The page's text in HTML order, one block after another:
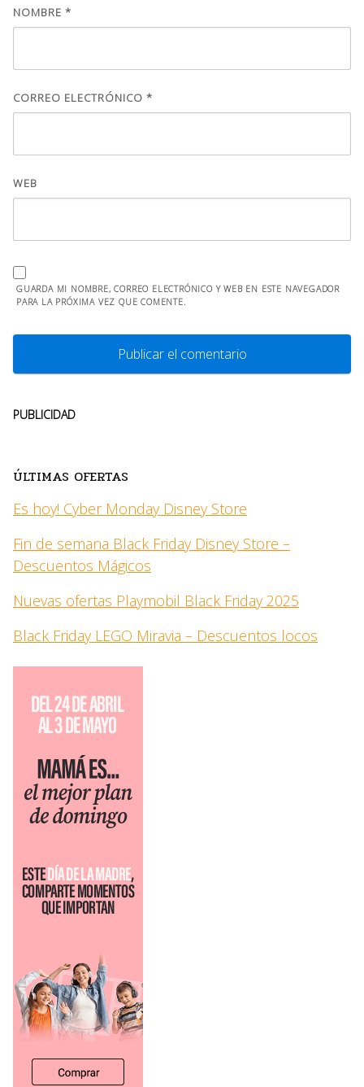
NOMBRE *
CORREO ELECTRÓNICO *
WEB
GUARDA MI NOMBRE, CORREO ELECTRÓNICO Y WEB EN ESTE NAVEGADOR
PARA LA PRÓXIMA VEZ QUE COMENTE.
PUBLICIDAD
ÚLTIMAS OFERTAS
Es hoy! Cyber Monday Disney Store
Fin de semana Black Friday Disney Store –
Descuentos Mágicos
Nuevas ofertas Playmobil Black Friday 2025
Black Friday LEGO Miravia – Descuentos locos